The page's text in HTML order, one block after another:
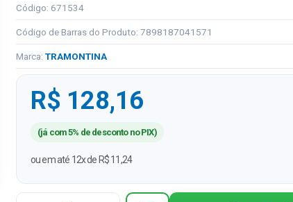
Código: 671534
Código de Barras do Produto: 7898187041571
Marca: TRAMONTINA
R$ 128,16
(já com 5% de desconto no PIX)
ou em até 12x de R$ 11,24